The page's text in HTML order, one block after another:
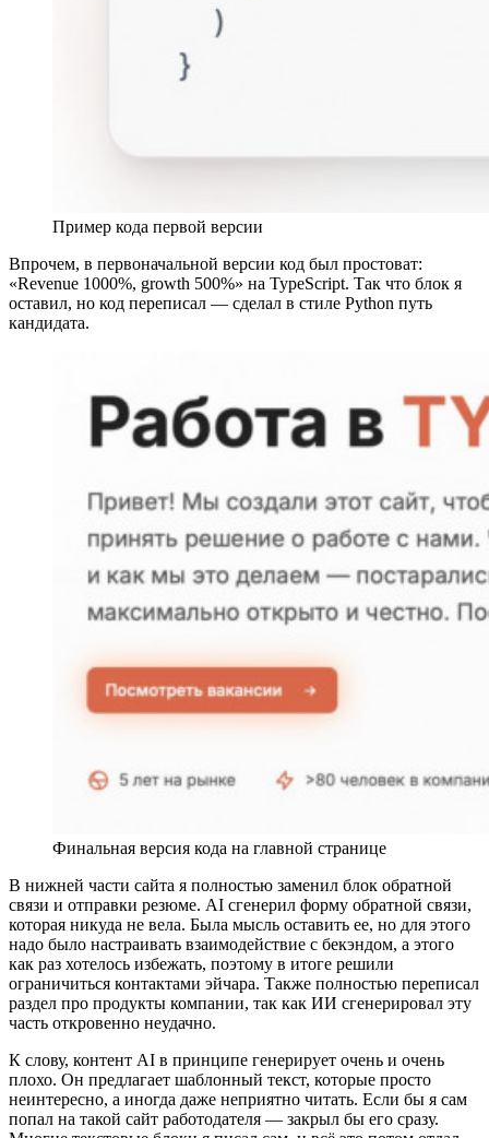
Пример кода первой версии
Впрочем, в первоначальной версии код был простоват:
«Revenue 1000%, growth 500%» на TypeScript. Так что блок я
оставил, но код переписал — сделал в стиле Python путь
кандидата.
Финальная версия кода на главной странице
В нижней части сайта я полностью заменил блок обратной
связи и отправки резюме. AI сгенерил форму обратной связи,
которая никуда не вела. Была мысль оставить ее, но для этого
надо было настраивать взаимодействие с бекэндом, а этого
как раз хотелось избежать, поэтому в итоге решили
ограничиться контактами эйчара. Также полностью переписал
раздел про продукты компании, так как ИИ сгенерировал эту
часть откровенно неудачно.
К слову, контент AI в принципе генерирует очень и очень
плохо. Он предлагает шаблонный текст, которые просто
неинтересно, а иногда даже неприятно читать. Если бы я сам
попал на такой сайт работодателя — закрыл бы его сразу.